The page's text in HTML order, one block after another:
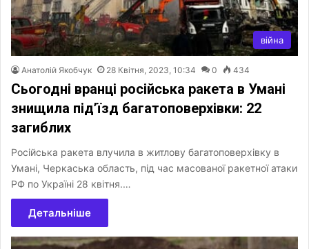
війна
Анатолій Якобчук 28 Квітня, 2023, 10:34 0 434
Сьогодні вранці російська ракета в Умані
знищила під’їзд багатоповерхівки: 22
загиблих
Російська ракета влучила в житлову багатоповерхівку в
Умані, Черкаська область, під час масованої ракетної атаки
РФ по Україні 28 квітня.…
Детальніше